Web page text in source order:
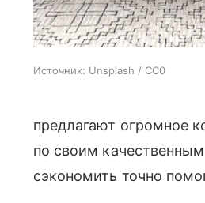
Источник: Unsplash / CC0
предлагают огромное
по своим
сэкономить точно